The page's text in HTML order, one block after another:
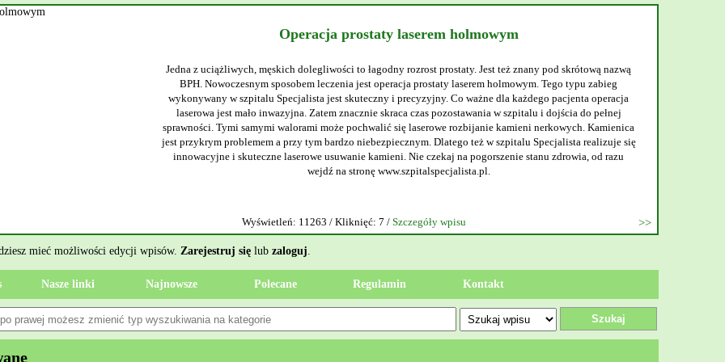
Operacja prostaty laserem holmowym
Jedna z uciążliwych, męskich dolegliwości to łagodny rozrost prostaty. Jest też znany pod skrótową nazwą
BPH. Nowoczesnym sposobem leczenia jest operacja prostaty laserem holmowym. Tego typu zabieg
wykonywany w szpitalu Specjalista jest skuteczny i precyzyjny. Co ważne dla każdego pacjenta operacja
laserowa jest mało inwazyjna. Zatem znacznie skraca czas pozostawania w szpitalu i dojścia do pełnej
sprawności. Tymi samymi walorami może pochwalić się laserowe rozbijanie kamieni nerkowych. Kamienica
jest przykrym problemem a przy tym bardzo niebezpiecznym. Dlatego też w szpitalu Specjalista realizuje się
innowacyjne i skuteczne laserowe usuwanie kamieni. Nie czekaj na pogorszenie stanu zdrowia, od razu
wejdź na stronę www.szpitalspecjalista.pl.
Wyświetleń: 11263 / Kliknięć: 7 / Szczegóły wpisu
mieć możliwości edycji wpisów. Zarejestruj się lub zaloguj.
Nasze linki Najnowsze Polecane Regulamin Kontakt
Szukaj